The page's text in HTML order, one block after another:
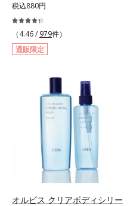
を防ぐ。気になる汗や汗ジミ、ニオ
イの対策に薬用エチケットアイテ
ム。パウダー配合のジェルが、肌に
ピタッと密着。3つの植物成分がニ
オイを防ぎ、わずかなニオイもしっ
合なので、塗った後ベタつかずお肌
はサラサラ。汗ジミの心配もありま
せん。スプレーのように音がでたり
飛び散ったりしないので、外出先で
もまわりを気にせず使えます。ジェ
ルならではの確かな効果と快適な使
いごこちのデオドラント剤です。
税込880円
（4.46 / 979件）
通販限定
オルビス クリアボディシリー